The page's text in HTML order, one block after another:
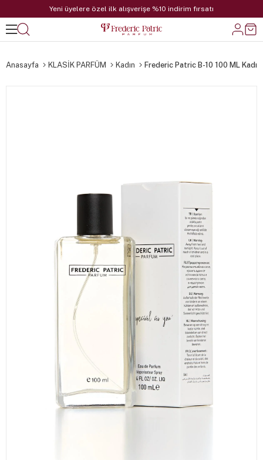
Yeni üyelere özel ilk alışverişe %10 indirim fırsatı
Anasayfa KLASİK PARFÜM Kadın Frederic Patric B-10 100 ML